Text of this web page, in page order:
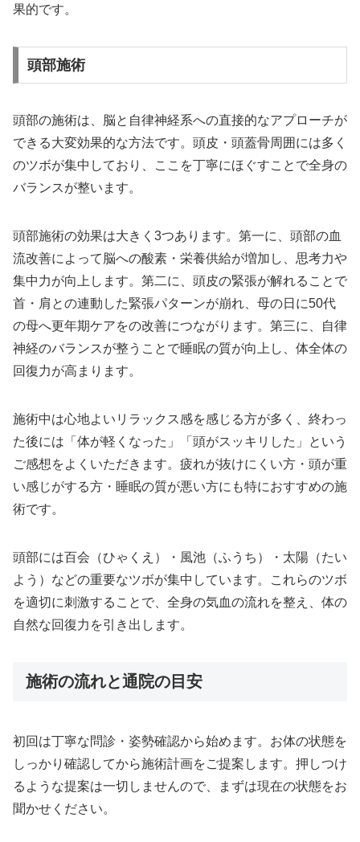
果的です。
頭部施術
頭部の施術は、脳と自律神経系への直接的なアプローチが
できる大変効果的な方法です。頭皮・頭蓋骨周囲には多く
のツボが集中しており、ここを丁寧にほぐすことで全身の
バランスが整います。
頭部施術の効果は大きく3つあります。第一に、頭部の血
流改善によって脳への酸素・栄養供給が増加し、思考力や
集中力が向上します。第二に、頭皮の緊張が解れることで
首・肩との連動した緊張パターンが崩れ、母の日に50代
の母へ更年期ケアをの改善につながります。第三に、自律
神経のバランスが整うことで睡眠の質が向上し、体全体の
回復力が高まります。
施術中は心地よいリラックス感を感じる方が多く、終わっ
た後には「体が軽くなった」「頭がスッキリした」という
ご感想をよくいただきます。疲れが抜けにくい方・頭が重
い感じがする方・睡眠の質が悪い方にも特におすすめの施
術です。
頭部には百会（ひゃくえ）・風池（ふうち）・太陽（たい
よう）などの重要なツボが集中しています。これらのツボ
を適切に刺激することで、全身の気血の流れを整え、体の
自然な回復力を引き出します。
施術の流れと通院の目安
初回は丁寧な問診・姿勢確認から始めます。お体の状態を
しっかり確認してから施術計画をご提案します。押しつけ
るような提案は一切しませんので、まずは現在の状態をお
聞かせください。